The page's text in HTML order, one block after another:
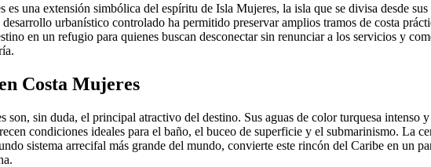
es una extensión simbólica del espíritu de Isla Mujeres, la isla que se divisa desde sus
urbanístico controlado ha permitido preservar amplios tramos de costa
en un refugio para quienes buscan desconectar sin renunciar a los servicios y
Costa Mujeres
son, sin duda, el principal atractivo del destino. Sus aguas de color turquesa intenso y
condiciones ideales para el baño, el buceo de superficie y el submarinismo. La
sistema arrecifal más grande del mundo, convierte este rincón del Caribe en un